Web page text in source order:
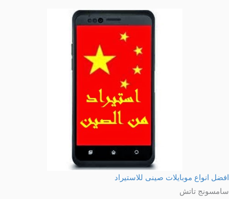
افضل انواع موبايلات صينى للاستيراد
سامسونج تاتش